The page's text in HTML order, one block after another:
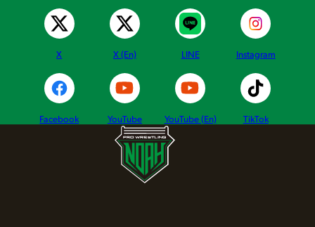
X X (En) LINE Instagram
Facebook YouTube YouTube (En) TikTok